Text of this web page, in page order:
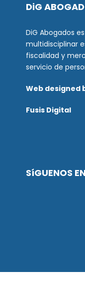
DiG
DiG Abogados
multidisciplinar
fiscalidad y
servicio de
Web designed
Fusis Digital
SíGUENOS